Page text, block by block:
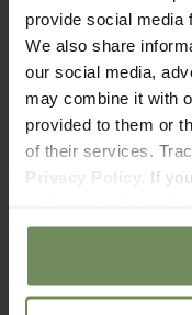
provide social media
We also share
our social media,
may combine it with
provided to them or
of their services.
Privacy Policy. If
Policypage.
We zien je